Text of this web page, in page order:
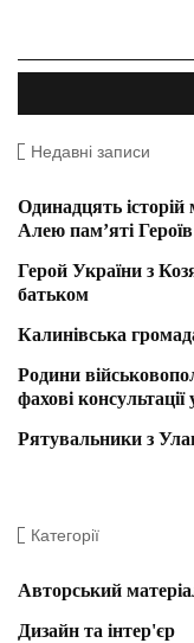
Недавні записи
Одинадцять
Алею пам’яті Героїв
Герой України з
батьком
Калинівська
Родини
фахові
Рятувальники з
Категорії
Авторський
Дизайн та інтер'єр